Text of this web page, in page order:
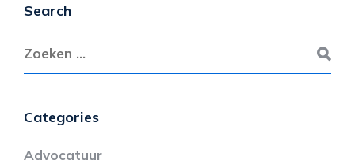
Search
Categories
Advocatuur